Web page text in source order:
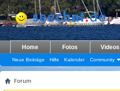
Home Fotos Videos
Neue Beiträge Hilfe Kalender Community
Forum